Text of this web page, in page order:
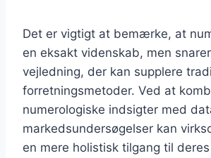
Det er vigtigt at bemærke, at
en eksakt videnskab, men
vejledning, der kan supplere
forretningsmetoder. Ved at
numerologiske indsigter med
markedsundersøgelser kan
en mere holistisk tilgang til